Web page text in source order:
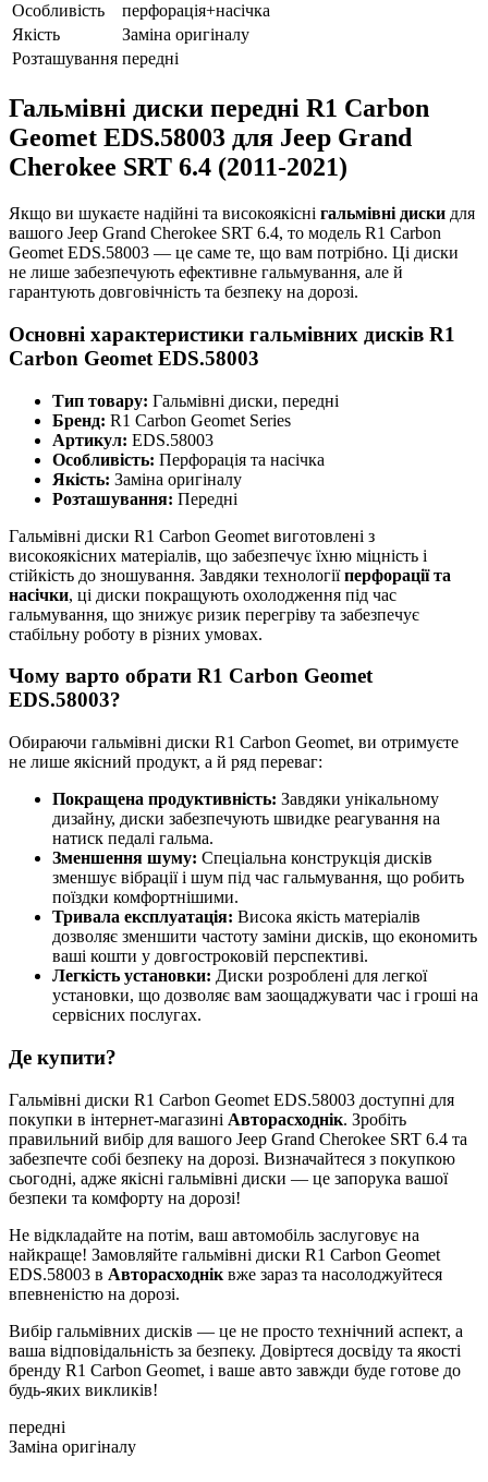
Особливість
перфорація+насічка
Якість
Заміна оригіналу
Розташування передні
Гальмівні диски передні R1 Carbon
Geomet EDS.58003 для Jeep Grand
Cherokee SRT 6.4 (2011-2021)
Якщо ви шукаєте надійні та високоякісні гальмівні диски для
вашого Jeep Grand Cherokee SRT 6.4, то модель R1 Carbon
Geomet EDS.58003 — це саме те, що вам потрібно. Ці диски
не лише забезпечують ефективне гальмування, але й
гарантують довговічність та безпеку на дорозі.
Основні характеристики гальмівних дисків R1
Carbon Geomet EDS.58003
Тип товару: Гальмівні диски, передні
Бренд: R1 Carbon Geomet Series
Артикул: EDS.58003
Особливість: Перфорація та насічка
Якість: Заміна оригіналу
Розташування: Передні
Гальмівні диски R1 Carbon Geomet виготовлені з
високоякісних матеріалів, що забезпечує їхню міцність і
стійкість до зношування. Завдяки технологіїперфорації та
насічки, ці диски покращують охолодження під час
гальмування, що знижує ризик перегріву та забезпечує
стабільну роботу в різних умовах.
Чому варто обрати R1 Carbon Geomet
EDS.58003?
Обираючи гальмівні диски R1 Carbon Geomet, ви отримуєте
не лише якісний продукт, а й ряд переваг:
Покращена продуктивність: Завдяки унікальному
дизайну, диски забезпечують швидке реагування на
натиск педалі гальма.
Зменшення шуму: Спеціальна конструкція дисків
зменшує вібрації і шум під час гальмування, що робить
поїздки комфортнішими.
Тривала експлуатація: Висока якість матеріалів
дозволяє зменшити частоту заміни дисків, що економить
ваші кошти у довгостроковій перспективі.
Легкість установки: Диски розроблені для легкої
установки, що дозволяє вам заощаджувати час і гроші на
сервісних послугах.
Де купити?
Гальмівні диски R1 Carbon Geomet EDS.58003 доступні для
покупки в інтернет-магазині Авторасходнік. Зробіть
правильний вибір для вашого Jeep Grand Cherokee SRT 6.4 та
забезпечте собі безпеку на дорозі. Визначайтеся з покупкою
сьогодні, адже якісні гальмівні диски — це запорука вашої
безпеки та комфорту на дорозі!
Не відкладайте на потім, ваш автомобіль заслуговує на
найкраще! Замовляйте гальмівні диски R1 Carbon Geomet
EDS.58003 в Авторасходнік вже зараз та насолоджуйтеся
впевненістю на дорозі.
Вибір гальмівних дисків — це не просто технічний аспект, а
ваша відповідальність за безпеку. Довіртеся досвіду та якості
бренду R1 Carbon Geomet, і ваше авто завжди буде готове до
будь-яких викликів!
передні
Заміна оригіналу